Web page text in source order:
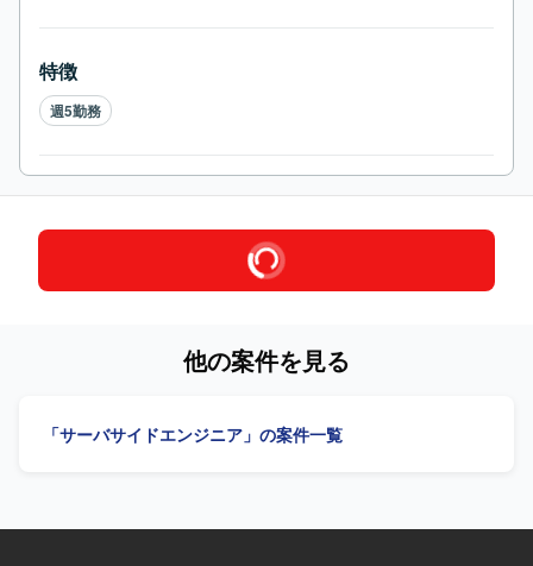
特徴
週5勤務
他の案件を見る
「サーバサイドエンジニア」の案件一覧